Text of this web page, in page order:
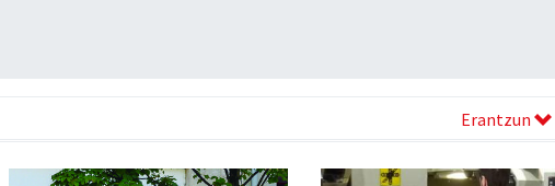
Erantzun